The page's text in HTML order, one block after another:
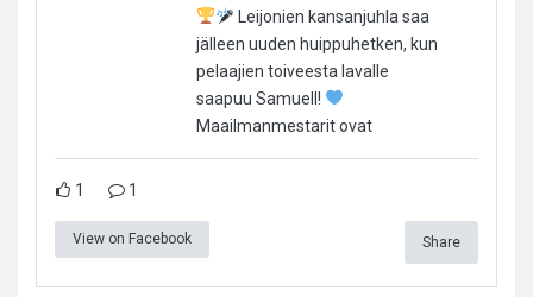
Leijonien kansanjuhla saa
jälleen uuden huippuhetken, kun
pelaajien toiveesta lavalle
saapuu Samuell!
Maailmanmestarit ovat
1 1
View on Facebook Share